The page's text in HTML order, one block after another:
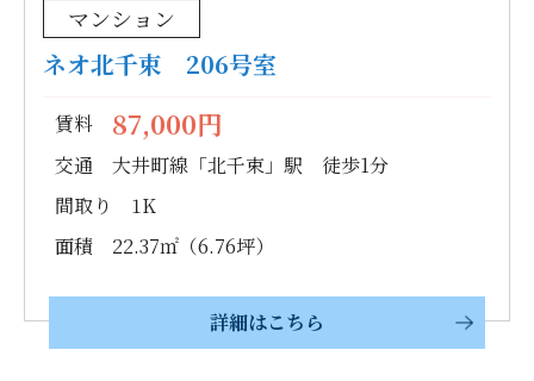
マンション
ネオ北千束 206号室
賃料 87,000円
交通
大井町線「北千束」駅 徒歩1分
間取り
1K
面積
22.37㎡（6.76坪）
詳細はこちら